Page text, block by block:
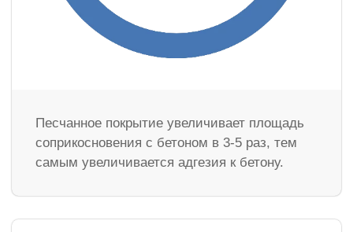
Песчанное покрытие увеличивает площадь
соприкосновения с бетоном в 3-5 раз, тем
самым увеличивается адгезия к бетону.